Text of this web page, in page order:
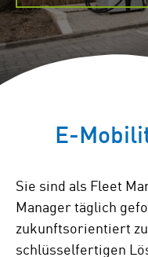
E-
Sie sind als Fleet
Manager täglich
zukunftsorientiert
schlüsselfertigen